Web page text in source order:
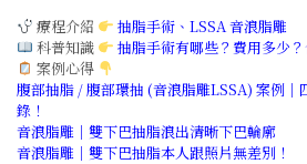
療程介紹
抽脂手術、 LSSA 音浪脂雕
科普知識
抽脂手術有哪些？費用多少
案例心得
腹部抽脂 / 腹部環抽 (音浪脂雕LSSA) 案例｜
錄！
音浪脂雕｜雙下巴抽脂浪出清晰下巴輪廓
音浪脂雕｜雙下巴抽脂本人跟照片無差別！